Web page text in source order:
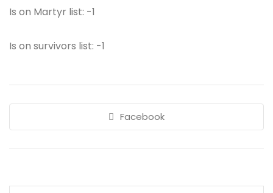
Is on Martyr list: -1
Is on survivors list: -1
Facebook